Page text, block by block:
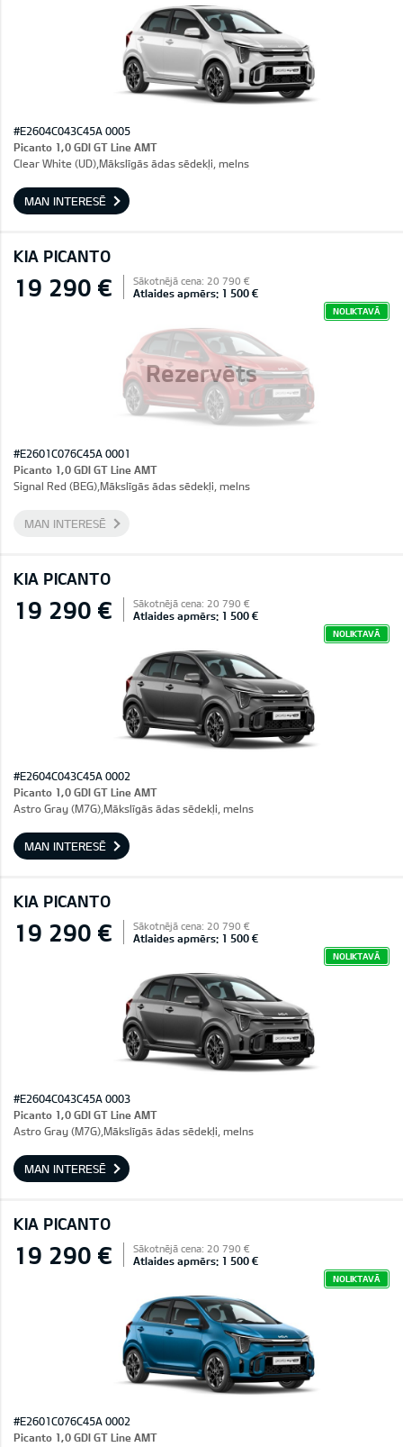
#E2604C043C45A 0005
Picanto 1,0 GDI GT Line AMT
Clear White (UD),Mākslīgās ādas sēdekļi, melns
MAN INTERESĒ
KIA PICANTO
Rezervēts
19 290 € Sākotnējā cena: 20 790 €
Atlaides apmērs: 1 500 €
NOLIKTAVĀ
#E2601C076C45A 0001
Picanto 1,0 GDI GT Line AMT
Signal Red (BEG),Mākslīgās ādas sēdekļi, melns
MAN INTERESĒ
KIA PICANTO
19 290 € Sākotnējā cena: 20 790 €
Atlaides apmērs: 1 500 €
NOLIKTAVĀ
#E2604C043C45A 0002
Picanto 1,0 GDI GT Line AMT
Astro Gray (M7G),Mākslīgās ādas sēdekļi, melns
MAN INTERESĒ
KIA PICANTO
19 290 € Sākotnējā cena: 20 790 €
Atlaides apmērs: 1 500 €
NOLIKTAVĀ
#E2604C043C45A 0003
Picanto 1,0 GDI GT Line AMT
Astro Gray (M7G),Mākslīgās ādas sēdekļi, melns
MAN INTERESĒ
KIA PICANTO
19 290 € Sākotnējā cena: 20 790 €
Atlaides apmērs: 1 500 €
NOLIKTAVĀ
#E2601C076C45A 0002
Picanto 1,0 GDI GT Line AMT